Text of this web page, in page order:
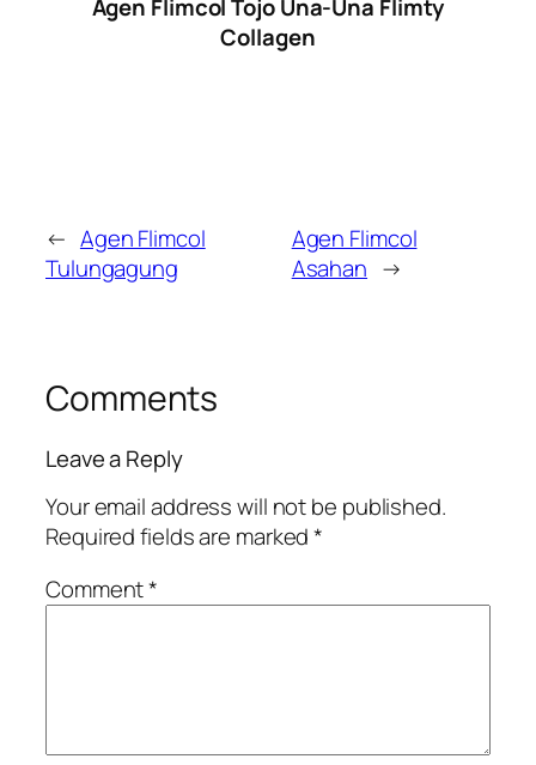
Agen Flimcol Tojo Una-Una Flimty
Collagen
← Agen Flimcol
Tulungagung
Agen Flimcol
Asahan →
Comments
Leave a Reply
Your email address will not be published.
Required fields are marked*
Comment*